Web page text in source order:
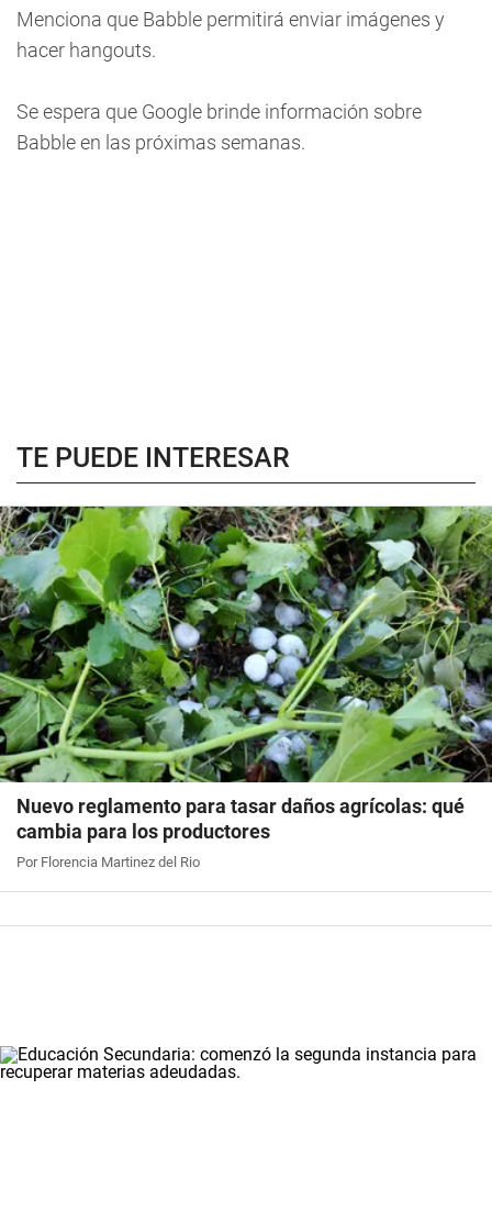
Menciona que Babble permitirá enviar imágenes y
hacer hangouts.
Se espera que Google brinde información sobre
Babble en las próximas semanas.
TE PUEDE INTERESAR
Nuevo reglamento para tasar daños agrícolas: qué
cambia para los productores
Por Florencia Martinez del Rio